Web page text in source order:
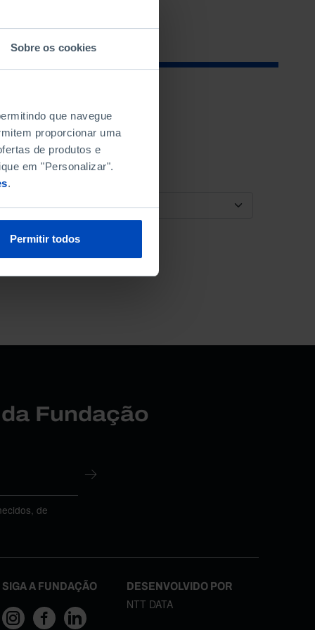
Sobre os cookies
que navegue
proporcionar uma
de produtos e
em "Personalizar".
.
Permitir todos
ORDENAR POR
Fundação
de
SIGA A FUNDAÇÃO DESENVOLVIDO POR
NTT DATA